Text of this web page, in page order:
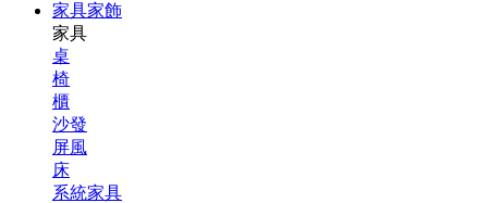
家具家飾
家具
桌
椅
櫃
沙發
屏風
床
系統家具